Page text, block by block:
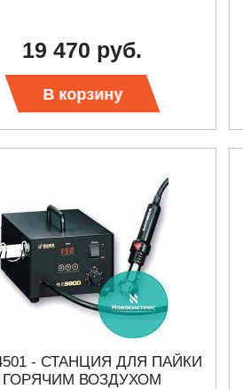
19 470 руб.
В корзину
- СТАНЦИЯ ДЛЯ ПАЙКИ
ГОРЯЧИМ ВОЗДУХОМ